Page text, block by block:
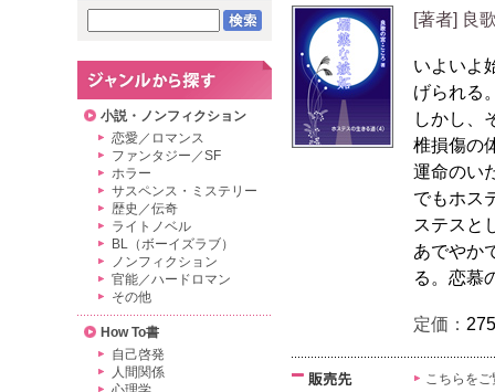
[著者] 良
いよいよ
げられる
しかし、
椎損傷の
運命のい
でもホス
ステスと
あでやか
る。恋慕
定価：
こちらを
小説・ノンフィクション
恋愛／ロマンス
ファンタジー／SF
ホラー
サスペンス・ミステリー
歴史／伝奇
ライトノベル
BL（ボーイズラブ）
ノンフィクション
官能／ハードロマン
その他
How To書
自己啓発
人間関係